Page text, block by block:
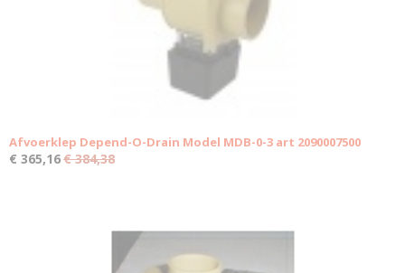
Afvoerklep Depend-O-Drain Model MDB-0-3 art 2090007500
€ 365,16€ 384,38